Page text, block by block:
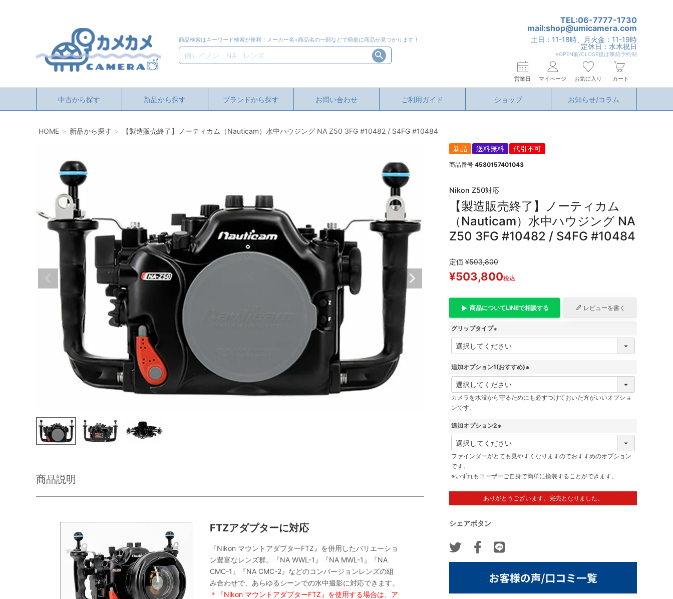
商品検索はキーワード検索が便利！メーカー名+商品名の一部などで簡単に商品が見つかります！
検索
TEL:06-7777-1730
mail:shop@umicamera.com
土日：11-18時、月火金：11-19時
定休日：水木祝日
※OPEN前/CLOSE後は事前予約制
営業日 マイページ お気に入り カート
中古から探す 新品から探す ブランドから探す お問い合わせ ご利用ガイド ショップ お知らせ/コラム
HOME 新品から探す 【製造販売終了】ノーティカム（Nauticam）水中ハウジング NA Z50 3FG #10482 / S4FG #10484
商品説明
FTZアダプターに対応
『Nikon マウントアダプターFTZ』を併用したバリエーショ
ン豊富なレンズ群。『NA WWL-1』『NA MWL-1』『NA
CMC-1』『NA CMC-2』などのコンバージョンレンズの組
み合わせで、あらゆるシーンでの水中撮影に対応できます。
＊『Nikon マウントアダプターFTZ』を使用する場合は、ア
新品 送料無料 代引不可
商品番号 4580157401043
Nikon Z50対応
【製造販売終了】ノーティカム
（Nauticam）水中ハウジング NA
Z50 3FG #10482 / S4FG #10484
定価 ¥503,800
¥503,800税込
商品についてLINEで相談する レビューを書く
グリップタイプ
必
)
追加オプション1(おすすめ)
必
カメラを水没から守るためにも必ずつけておいた方がいいオプショ
ンです。
追加オプション2
(
必
)
ファインダーがとても見やすくなりますのでおすすめのオプション
です。
※いずれもユーザーご自身で簡単に換装することができます。
ありがとうございます。完売となりました。
シェアボタン